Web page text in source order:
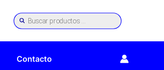
de
productos
Contacto